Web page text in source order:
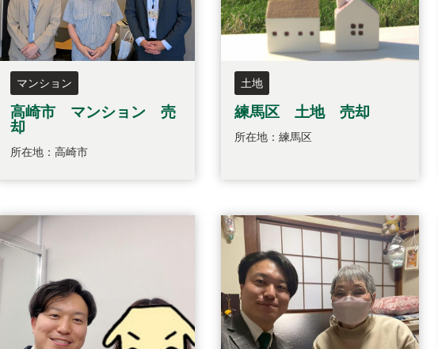
マンション
高崎市 マンション 売
却
所在地：高崎市
土地
練馬区 土地 売却
所在地：練馬区